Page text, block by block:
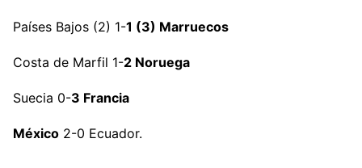
Países Bajos (2) 1-1 (3) Marruecos
Costa de Marfil 1-2 Noruega
Suecia 0-3 Francia
México 2-0 Ecuador.